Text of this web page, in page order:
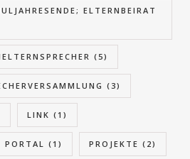
ELTERNBEIRAT
(5)
(3)
LINK (1)
PORTAL (1) PROJEKTE (2)